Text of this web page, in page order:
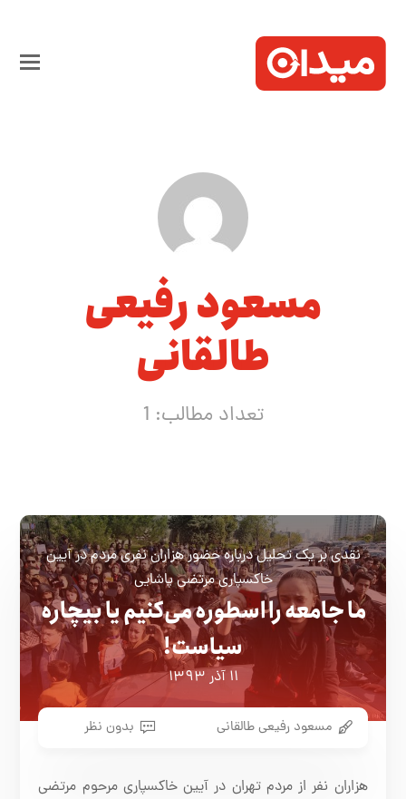
مسعود رفیعی
طالقانی
تعداد مطالب: 1
نقدی بر یک تحلیل درباره حضور هزاران نفری مردم در آیین
خاکسپاری مرتضی پاشایی
ما جامعه را اسطوره می‌کنیم یا بیچاره
سیاست!
۱۱ آذر ۱۳۹۳
مسعود رفیعی طالقانی بدون نظر
هزاران نفر از مردم تهران در آیین خاکسپاری مرحوم مرتضی